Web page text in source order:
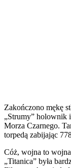
Zakończono mękę
„Strumy” holownik
Morza Czarnego.
torpedą zabijając
Cóż, wojna to
„Titanica” była